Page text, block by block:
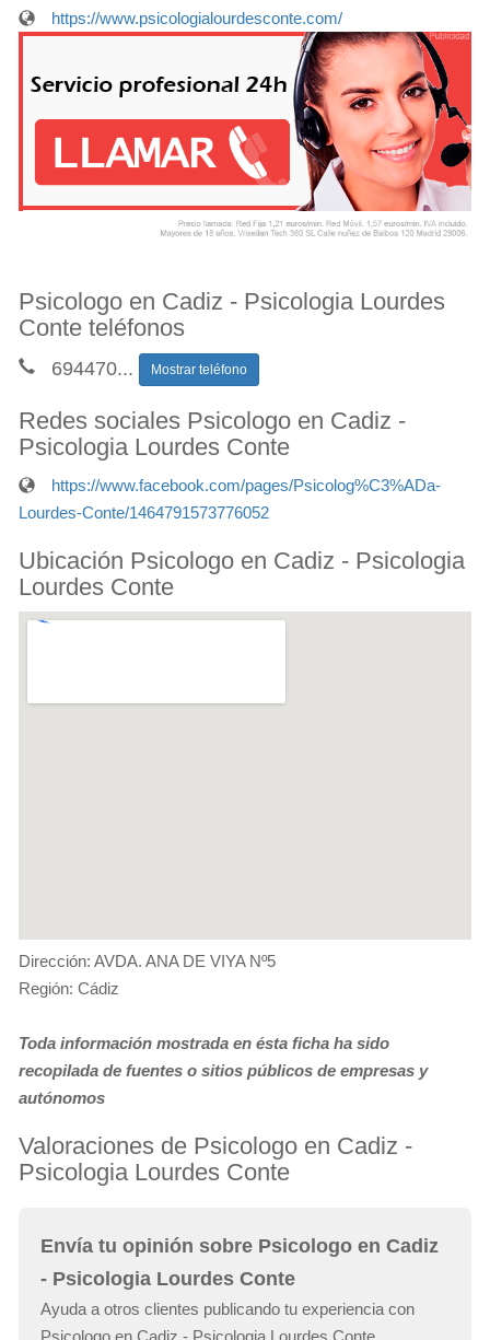
https://www.psicologialourdesconte.com/
Psicologo en Cadiz - Psicologia Lourdes
Conte teléfonos
694470... Mostrar teléfono
Redes sociales Psicologo en Cadiz -
Psicologia Lourdes Conte
https://www.facebook.com/pages/Psicolog%C3%ADa-
Lourdes-Conte/1464791573776052
Ubicación Psicologo en Cadiz - Psicologia
Lourdes Conte
Dirección: AVDA. ANA DE VIYA Nº5
Región: Cádiz
Toda información mostrada en ésta ficha ha sido
recopilada de fuentes o sitios públicos de empresas y
autónomos
Valoraciones de Psicologo en Cadiz -
Psicologia Lourdes Conte
Envía tu opinión sobre Psicologo en Cadiz
- Psicologia Lourdes Conte
Ayuda a otros clientes publicando tu experiencia con
Psicologo en Cadiz - Psicologia Lourdes Conte.